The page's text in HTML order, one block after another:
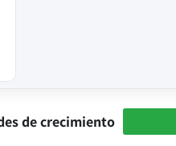
de crecimiento